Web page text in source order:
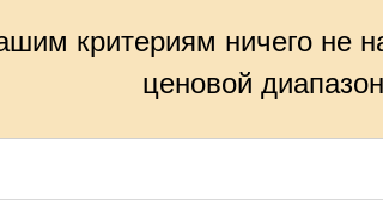
критериям ничего не
ценовой